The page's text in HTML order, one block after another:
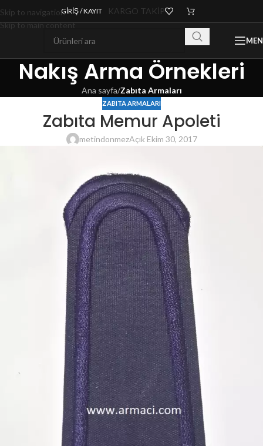
Skip to navigation
Skip to main content
GIRIŞ / KAYIT KARGO TAKİP
Nakış Arma Örnekleri
Ana sayfa/Zabıta Armaları
ZABITA ARMALARI
Zabıta Memur Apoleti
metindonmezAçık Ekim 30, 2017